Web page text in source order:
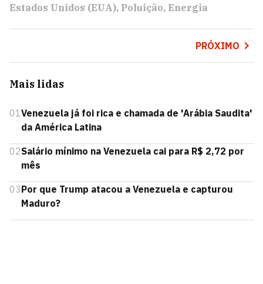
Estados Unidos (EUA) Poluição Energia
PRÓXIMO
Mais lidas
01Venezuela já foi rica e chamada de 'Arábia Saudita'
da América Latina
02Salário mínimo na Venezuela cai para R$ 2,72 por
mês
03Por que Trump atacou a Venezuela e capturou
Maduro?